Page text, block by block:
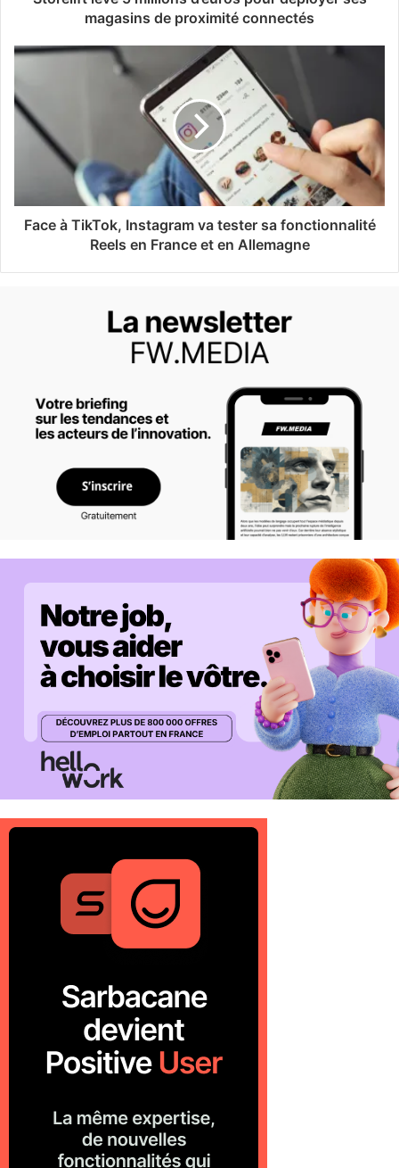
magasins de proximité connectés
Face à TikTok, Instagram va tester sa fonctionnalité
Reels en France et en Allemagne